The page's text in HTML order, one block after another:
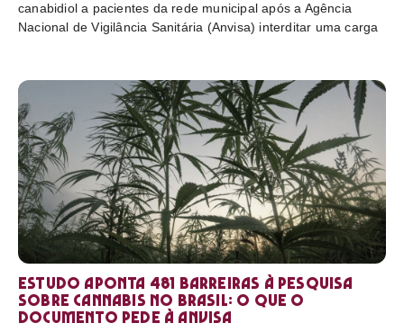
canabidiol a pacientes da rede municipal após a Agência
Nacional de Vigilância Sanitária (Anvisa) interditar uma carga
Estudo aponta 481 barreiras à pesquisa
sobre cannabis no Brasil: o que o
documento pede à Anvisa